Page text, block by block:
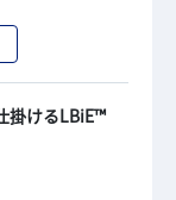
掛けるLBiE™